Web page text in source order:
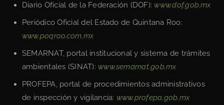
Diario Oficial de la Federación (DOF): www.dof.gob.mx
Periódico Oficial del Estado de Quintana Roo:
www.poqroo.com.mx
SEMARNAT, portal institucional y sistema de trámites
ambientales (SINAT): www.semarnat.gob.mx
PROFEPA, portal de procedimientos administrativos
de inspección y vigilancia: www.profepa.gob.mx